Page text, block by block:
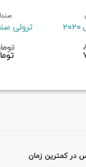
قیمت
ترولی
در کمترین زمان